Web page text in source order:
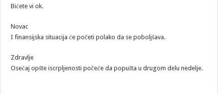
Bićete vi ok.
Novac
I finansijska situacija će početi polako da se poboljšava.
Zdravlje
Osećaj opšte iscrpljenosti počeće da popušta u drugom delu nedelje.